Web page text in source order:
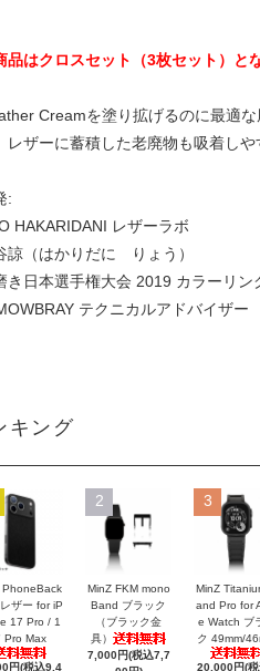
品はクロスセット（3枚セット）と
Creamを塗り拡げるのに最適
レザーに蓄積した老廃物も吸着し
:
HAKARIDANI レザーラボ
諒（はかりだに りょう）
き日本選手権大会 2019 カラーリン
テクニカルアドバイザー
キング
PhoneBack
ザー for iP
17 Pro / 1
Pro Max
円(税込9,4
2
MinZ FKM mono
Band ブラック
（ブラック金
具）
7,000円(税込7,7
3
MinZ
and Pro for
e Watch ブ
ク 49mm/
20,000円(